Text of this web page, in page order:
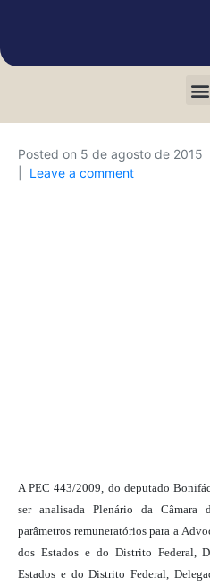
Posted on 5 de agosto de 2015
Leave a comment
A PEC 443/2009, do deputado
ser analisada Plenário da
parâmetros remuneratórios para a
dos Estados e do Distrito Federal,
Estados e do Distrito Federal,